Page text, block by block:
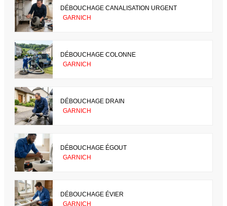
DÉBOUCHAGE CANALISATION URGENT
GARNICH
DÉBOUCHAGE COLONNE
GARNICH
DÉBOUCHAGE DRAIN
GARNICH
DÉBOUCHAGE ÉGOUT
GARNICH
DÉBOUCHAGE ÉVIER
GARNICH